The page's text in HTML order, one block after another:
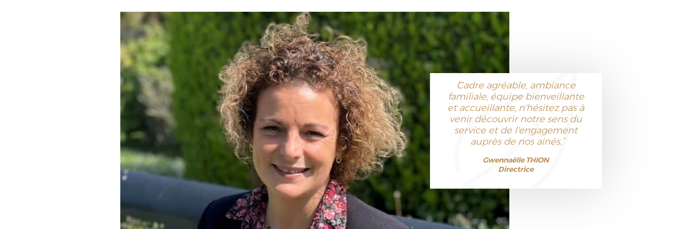
``Cadre agréable, ambiance
familiale, équipe bienveillante
et accueillante, n'hésitez pas à
venir découvrir notre sens du
service et de l'engagement
auprès de nos ainés.``
Gwennaëlle THION
Directrice